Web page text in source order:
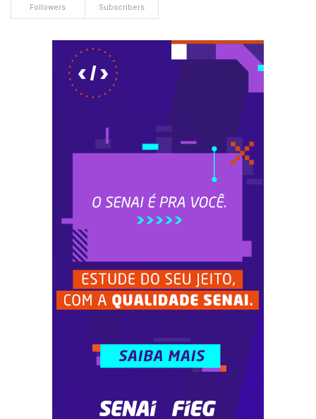
Followers Subscribers